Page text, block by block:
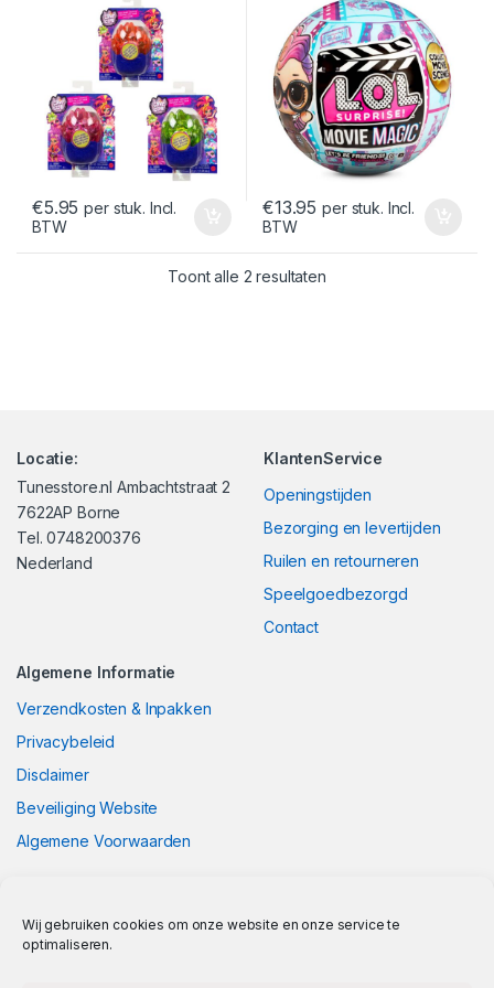
Wij gebruiken cookies om onze website en onze service te
optimaliseren.
€5.95 per stuk. Incl.
BTW
€13.95 per stuk. Incl.
BTW
Toont alle 2 resultatenGesorteerd op
Locatie:
Tunesstore.nl Ambachtstraat 2
7622AP Borne
Tel. 0748200376
Nederland
KlantenService
Openingstijden
Bezorging en levertijden
Ruilen en retourneren
Speelgoedbezorgd
Contact
Algemene Informatie
Verzendkosten & Inpakken
Privacybeleid
Disclaimer
Beveiliging Website
Algemene Voorwaarden